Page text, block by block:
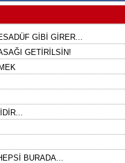
GİBİ GİRER...
GETİRİLSİN!
BURADA...